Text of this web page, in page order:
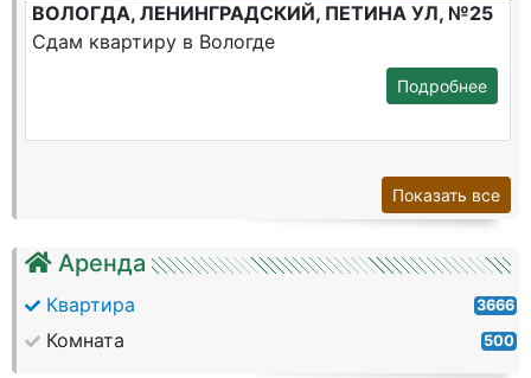
Аренда
Квартира 3666
Комната 500
ВОЛОГДА, ЛЕНИНГРАДСКИЙ, ПЕТИНА УЛ, №25
Сдам квартиру в Вологде
Подробнее
Показать все